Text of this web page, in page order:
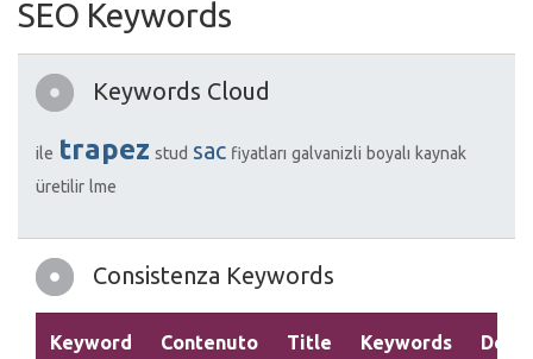
SEO Keywords
Keywords Cloud
ile trapez stud sac fiyatları galvanizli boyalı kaynak
üretilir lme
Consistenza Keywords
Keyword Contenuto Title Keywords